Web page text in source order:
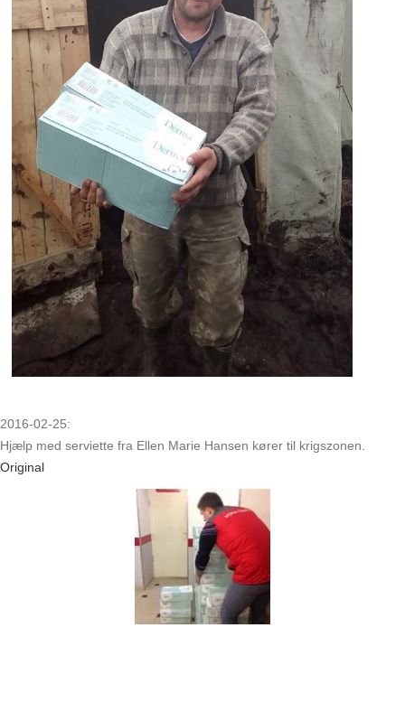
2016-02-25:
Hjælp med serviette fra Ellen Marie Hansen kører til krigszonen.
Original